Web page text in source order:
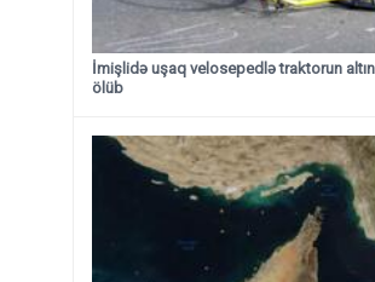
İmişlidə uşaq velosepedlə traktorun
ölüb